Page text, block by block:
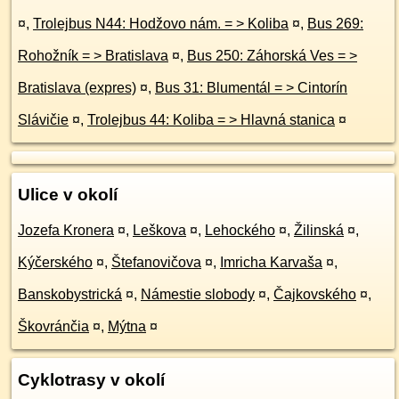
¤, Trolejbus N44: Hodžovo nám. = > Koliba ¤, Bus 269:
Rohožník = > Bratislava ¤, Bus 250: Záhorská Ves = >
Bratislava (expres) ¤, Bus 31: Blumentál = > Cintorín
Slávičie ¤, Trolejbus 44: Koliba = > Hlavná stanica ¤
Ulice v okolí
Jozefa Kronera ¤, Leškova ¤, Lehockého ¤, Žilinská ¤,
Kýčerského ¤, Štefanovičova ¤, Imricha Karvaša ¤,
Banskobystrická ¤, Námestie slobody ¤, Čajkovského ¤,
Škovránčia ¤, Mýtna ¤
Cyklotrasy v okolí